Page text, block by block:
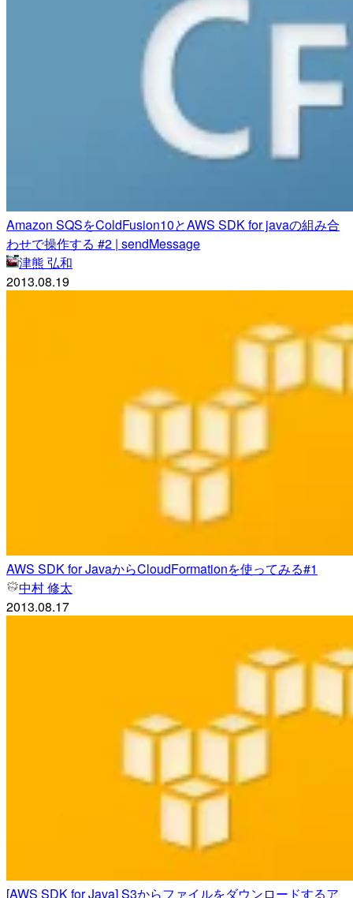
Amazon SQSをColdFusion10とAWS SDK for javaの組み合
わせで操作する #2 | sendMessage
津熊 弘和
2013.08.19
AWS SDK for JavaからCloudFormationを使ってみる#1
中村 修太
2013.08.17
[AWS SDK for Java] S3からファイルをダウンロードするア